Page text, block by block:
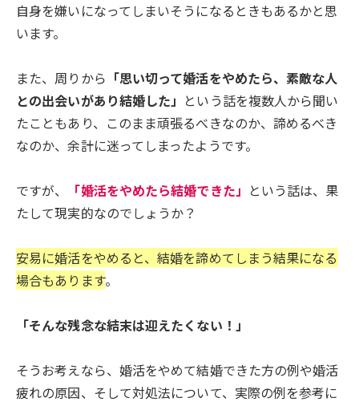
自身を嫌いになってしまいそうになるときもあるかと思
います。
また、周りから 「思い切って婚活をやめたら、素敵な人
との出会いがあり結婚した」 という話を複数人から聞い
たこともあり、このまま頑張るべきなのか、諦めるべき
なのか、余計に迷ってしまったようです。
ですが、 「婚活をやめたら結婚できた」 という話は、果
たして現実的なのでしょうか？
安易に婚活をやめると、結婚を諦めてしまう結果になる
場合もあります。
「そんな残念な結末は迎えたくない！」
そうお考えなら、婚活をやめて結婚できた方の例や婚活
疲れの原因、そして対処法について、実際の例を参考に